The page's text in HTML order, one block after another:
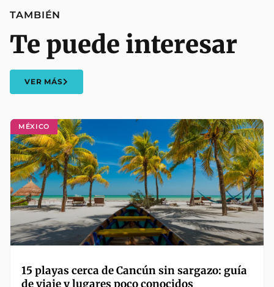
MÉXICO
15 playas cerca de Cancún sin sargazo: guía
de viaje y lugares poco conocidos
TAMBIÉN
Te puede interesar
VER MÁS